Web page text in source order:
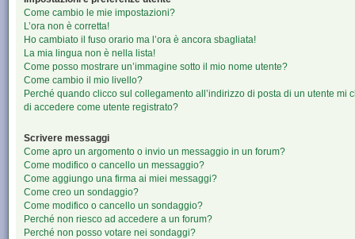
Come cambio le mie impostazioni?
L’ora non è corretta!
Ho cambiato il fuso orario ma l’ora è ancora sbagliata!
La mia lingua non è nella lista!
Come posso mostrare un’immagine sotto il mio nome utente?
Come cambio il mio livello?
Perché quando clicco sul collegamento all’indirizzo di posta di un utente mi
di accedere come utente registrato?
Scrivere messaggi
Come apro un argomento o invio un messaggio in un forum?
Come modifico o cancello un messaggio?
Come aggiungo una firma ai miei messaggi?
Come creo un sondaggio?
Come modifico o cancello un sondaggio?
Perché non riesco ad accedere a un forum?
Perché non posso votare nei sondaggi?